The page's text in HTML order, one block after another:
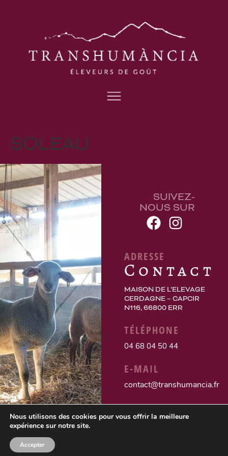
SOLEAU
SUIVEZ-
NOUS SUR
ADRESSE
Contact
MAISON DE L’ELEVAGE
CERDAGNE – CAPCIR
N116, 66800 ERR
TÉLÉPHONE
04 68 04 50 44
E-MAIL
contact@transhumancia.fr
Nous utilisons des cookies pour vous offrir la meilleure
expérience sur notre site.
Accepter